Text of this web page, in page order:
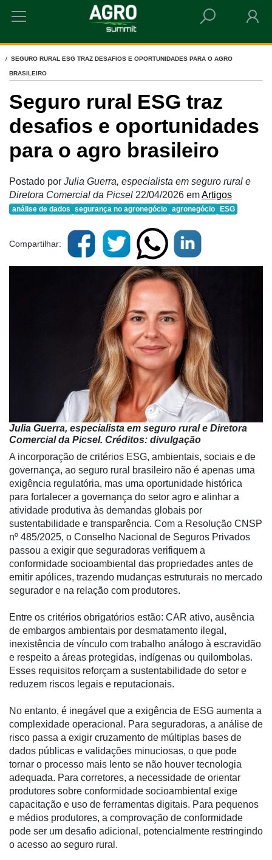
Cadastre-
se
Minha
conta
Notícias
Destaque
Mercado
Troca
de
Cadeira
Artigos
HOME
SEGURO RURAL ESG TRAZ DESAFIOS E OPORTUNIDADES PARA O AGRO
BRASILEIRO
Seguro rural ESG traz
desafios e oportunidades
para o agro brasileiro
Postado por Julia Guerra, especialista em seguro rural e
Diretora Comercial da Picsel 22/04/2026 emArtigos
análise de dados segurança no agronegócio agronegócio ESG
Compartilhar:
Julia Guerra, especialista em seguro rural e Diretora
Comercial da Picsel. Créditos: divulgação
A incorporação de critérios ESG, ambientais, sociais e de
governança, ao seguro rural brasileiro não é apenas uma
exigência regulatória, mas uma oportunidade histórica
para fortalecer a governança do setor agro e alinhar a
atividade produtiva às demandas globais por
sustentabilidade e transparência. Com a Resolução CNSP
nº 485/2025, o Conselho Nacional de Seguros Privados
passou a exigir que seguradoras verifiquem a
conformidade socioambiental das propriedades antes de
emitir apólices, trazendo mudanças estruturais no mercado
segurador e na relação com produtores.
Entre os critérios obrigatórios estão: CAR ativo, ausência
de embargos ambientais por desmatamento ilegal,
inexistência de vínculo com trabalho análogo à escravidão
e respeito a áreas protegidas, indígenas ou quilombolas.
Esses requisitos reforçam a sustentabilidade do setor e
reduzem riscos legais e reputacionais.
No entanto, é inegável que a exigência de ESG aumenta a
complexidade operacional. Para seguradoras, a análise de
risco passa a exigir cruzamento de múltiplas bases de
dados públicas e validações minuciosas, o que pode
tornar o processo mais lento se não houver tecnologia
adequada. Para corretores, a necessidade de orientar
produtores sobre conformidade socioambiental exige
capacitação e uso de ferramentas digitais. Para pequenos
e médios produtores, a comprovação de conformidade
pode ser um desafio adicional, potencialmente restringindo
o acesso ao seguro rural.